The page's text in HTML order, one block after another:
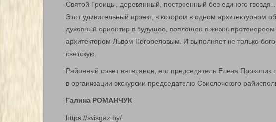
Святой Троицы, деревянный, построенный без единого гвоздя…
Этот удивительный проект, в котором в одном архитектурном
духовный ориентир в будущее, воплощен в жизнь
архитектором Львом Погореловым. И выполняет не только
светскую.
Районный совет ветеранов, его председатель Елена Прокопик
в организации экскурсии председателю Свислочского
Галина РОМАНЧУК
https://svisgaz.by/